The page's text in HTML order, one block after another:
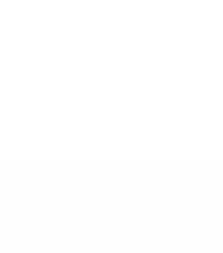
湖北宜化